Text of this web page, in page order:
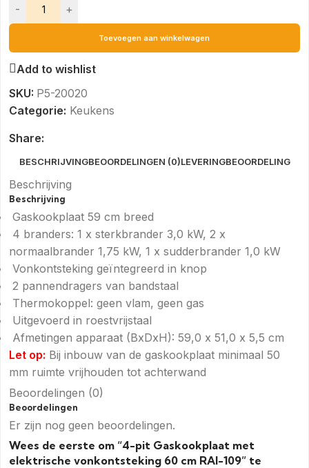
- +
Toevoegen aan winkelwagen
Add to wishlist
SKU: P5-20020
Categorie: Keukens
Share:
BESCHRIJVINGBEOORDELINGEN (0)LEVERINGBEOORDELING
Beschrijving
Beschrijving
Gaskookplaat 59 cm breed
4 branders: 1 x sterkbrander 3,0 kW, 2 x
normaalbrander 1,75 kW, 1 x sudderbrander 1,0 kW
Vonkontsteking geïntegreerd in knop
2 pannendragers van bandstaal
Thermokoppel: geen vlam, geen gas
Uitgevoerd in roestvrijstaal
Afmetingen apparaat (BxDxH): 59,0 x 51,0 x 5,5 cm
Let op: Bij inbouw van de gaskookplaat minimaal 50
mm ruimte vrijhouden tot achterwand
Beoordelingen (0)
Beoordelingen
Er zijn nog geen beoordelingen.
Wees de eerste om “4-pit Gaskookplaat met
elektrische vonkontsteking 60 cm RAI-109” te